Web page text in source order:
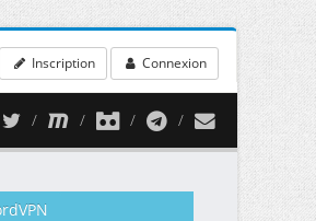
Inscription Connexion